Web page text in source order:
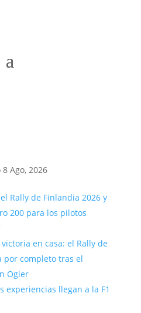
Ago, 2026
Rally de Finlandia 2026 y
200 para los pilotos
en casa: el Rally de
por completo tras el
Ogier
experiencias llegan a la F1